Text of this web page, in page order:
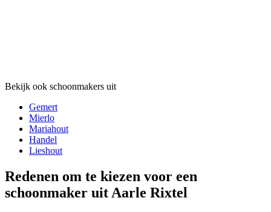
Bekijk ook schoonmakers uit
Gemert
Mierlo
Mariahout
Handel
Lieshout
Redenen om te kiezen voor een
schoonmaker uit Aarle Rixtel